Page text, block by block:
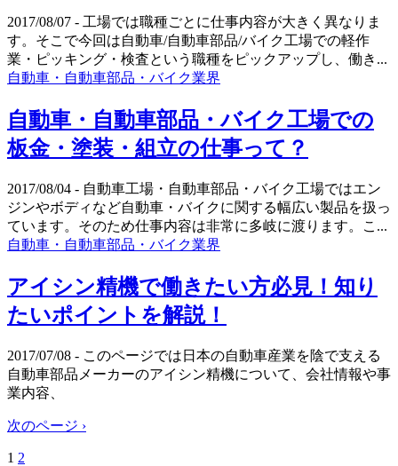
2017/08/07 - 工場では職種ごとに仕事内容が大きく異なりま
す。そこで今回は自動車/自動車部品/バイク工場での軽作
業・ピッキング・検査という職種をピックアップし、働き...
自動車・自動車部品・バイク業界
自動車・自動車部品・バイク工場での
板金・塗装・組立の仕事って？
2017/08/04 - 自動車工場・自動車部品・バイク工場ではエン
ジンやボディなど自動車・バイクに関する幅広い製品を扱っ
ています。そのため仕事内容は非常に多岐に渡ります。こ...
自動車・自動車部品・バイク業界
アイシン精機で働きたい方必見！知り
たいポイントを解説！
2017/07/08 - このページでは日本の自動車産業を陰で支える
自動車部品メーカーのアイシン精機について、会社情報や事
業内容、
次のページ ›
1 2